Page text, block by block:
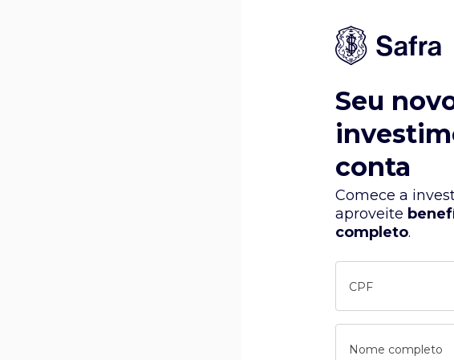
Seu
conta
Comece a
aproveite
completo.
CPF
Nome completo